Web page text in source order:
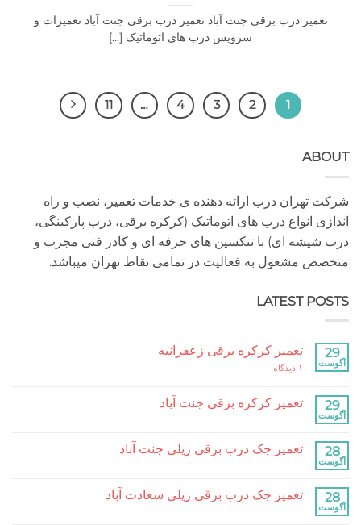
درب برقی جنت آباد تعمیر درب برقی جنت آباد تعمیرات و
سرویس درب های اتوماتیک [...]
3
4
…
11
درب ارائه دهنده ی خدمات تعمیر، نصب و راه
انواع درب های اتوماتیک (کرکره برقی، درب پارکینگی،
ای) با تنکسین های حرفه ای و کادر فنی مجرب و
مشغول به فعالیت در تمامی نقاط تهران میباشد.
LATEST
تعمیر کرکره برقی زعفرانیه
۱ دیدگاه
برای
برقی
زعفرانیه
تعمیر کرکره برقی جنت آباد
هیچ
برای
تعمیر
کرکره
برقی
آباد
ثبت
نشده
تعمیر جک درب برقی ریلی جنت آباد
هیچ
برای
تعمیر
جک
درب
ثبت
نشده
تعمیر جک درب برقی ریلی سعادت آباد
هیچ